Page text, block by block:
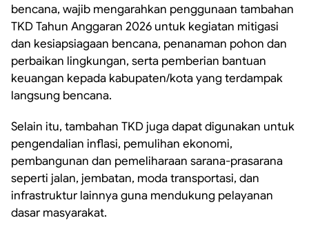
bencana, wajib mengarahkan penggunaan tambahan
TKD Tahun Anggaran 2026 untuk kegiatan mitigasi
dan kesiapsiagaan bencana, penanaman pohon dan
perbaikan lingkungan, serta pemberian bantuan
keuangan kepada kabupaten/kota yang terdampak
langsung bencana.
Selain itu, tambahan TKD juga dapat digunakan untuk
pengendalian inflasi, pemulihan ekonomi,
pembangunan dan pemeliharaan sarana-prasarana
seperti jalan, jembatan, moda transportasi, dan
infrastruktur lainnya guna mendukung pelayanan
dasar masyarakat.